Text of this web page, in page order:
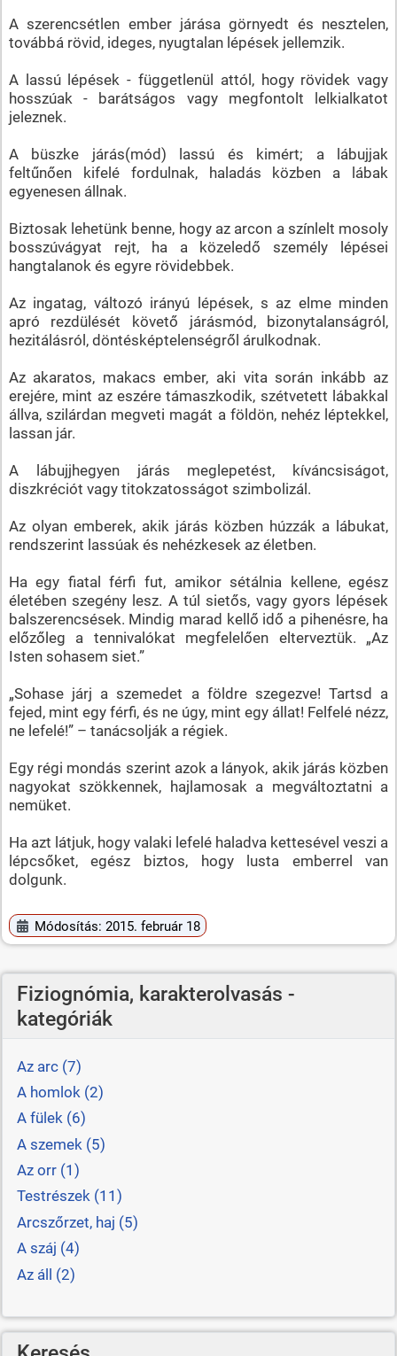
A szerencsétlen ember járása görnyedt és nesztelen,
továbbá rövid, ideges, nyugtalan lépések jellemzik.
A lassú lépések - függetlenül attól, hogy rövidek vagy
hosszúak - barátságos vagy megfontolt lelkialkatot
jeleznek.
A büszke járás(mód) lassú és kimért; a lábujjak
feltűnően kifelé fordulnak, haladás közben a lábak
egyenesen állnak.
Biztosak lehetünk benne, hogy az arcon a színlelt mosoly
bosszúvágyat rejt, ha a közeledő személy lépései
hangtalanok és egyre rövidebbek.
Az ingatag, változó irányú lépések, s az elme minden
apró rezdülését követő járásmód, bizonytalanságról,
hezitálásról, döntésképtelenségről árulkodnak.
Az akaratos, makacs ember, aki vita során inkább az
erejére, mint az eszére támaszkodik, szétvetett lábakkal
állva, szilárdan megveti magát a földön, nehéz léptekkel,
lassan jár.
A lábujjhegyen járás meglepetést, kíváncsiságot,
diszkréciót vagy titokzatosságot szimbolizál.
Az olyan emberek, akik járás közben húzzák a lábukat,
rendszerint lassúak és nehézkesek az életben.
Ha egy fiatal férfi fut, amikor sétálnia kellene, egész
életében szegény lesz. A túl sietős, vagy gyors lépések
balszerencsések. Mindig marad kellő idő a pihenésre, ha
előzőleg a tennivalókat megfelelően elterveztük. „Az
Isten sohasem siet.”
„Sohase járj a szemedet a földre szegezve! Tartsd a
fejed, mint egy férfi, és ne úgy, mint egy állat! Felfelé nézz,
ne lefelé!” – tanácsolják a régiek.
Egy régi mondás szerint azok a lányok, akik járás közben
nagyokat szökkennek, hajlamosak a megváltoztatni a
nemüket.
Ha azt látjuk, hogy valaki lefelé haladva kettesével veszi a
lépcsőket, egész biztos, hogy lusta emberrel van
dolgunk.
Módosítás: 2015. február 18
Fiziognómia, karakterolvasás -
kategóriák
Az arc (7)
A homlok (2)
A fülek (6)
A szemek (5)
Az orr (1)
Testrészek (11)
Arcszőrzet, haj (5)
A száj (4)
Az áll (2)